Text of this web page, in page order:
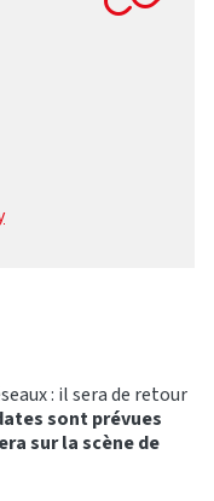
: il sera de retour
sont prévues
sur la scène de